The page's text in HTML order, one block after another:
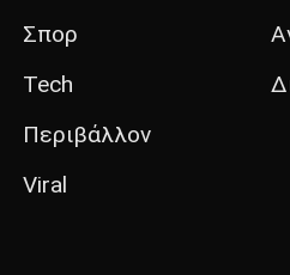
Σπορ
Tech
Περιβάλλον
Viral